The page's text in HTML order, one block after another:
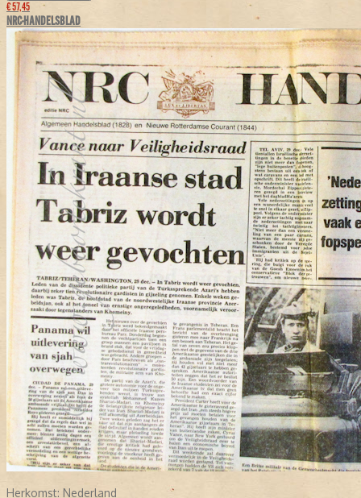
€ 57,45
NRC-HANDELSBLAD
Herkomst: Nederland